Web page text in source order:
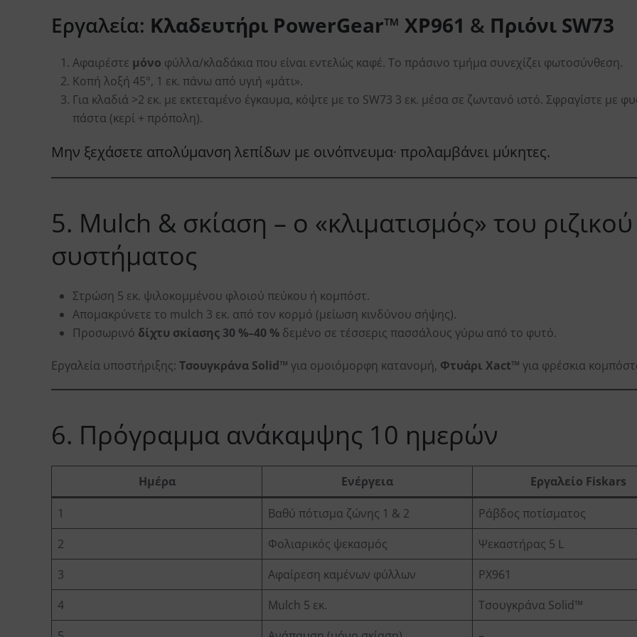
Εργαλεία: Κλαδευτήρι PowerGear™ XP961 & Πριόνι SW73
Αφαιρέστε μόνο φύλλα/κλαδάκια που είναι εντελώς καφέ. Το πράσινο τμήμα συνεχίζει φωτοσύνθεση.
Κοπή λοξή 45°, 1 εκ. πάνω από υγιή «μάτι».
Για κλαδιά >2 εκ. με εκτεταμένο έγκαυμα, κόψτε με το SW73 3 εκ. μέσα σε ζωντανό ιστό. Σφραγίστε με
πάστα (κερί + πρόπολη).
Μην ξεχάσετε απολύμανση λεπίδων με οινόπνευμα∙ προλαμβάνει μύκητες.
5. Mulch & σκίαση – ο «κλιματισμός» του ριζικού
συστήματος
Στρώση 5 εκ. ψιλοκομμένου φλοιού πεύκου ή κομπόστ.
Απομακρύνετε το mulch 3 εκ. από τον κορμό (μείωση κινδύνου σήψης).
Προσωρινό δίχτυ σκίασης 30 %–40 % δεμένο σε τέσσερις πασσάλους γύρω από το φυτό.
Εργαλεία υποστήριξης: Τσουγκράνα Solid™ για ομοιόμορφη κατανομή, Φτυάρι Xact™ για φρέσκια
6. Πρόγραμμα ανάκαμψης 10 ημερών
Ημέρα Ενέργεια Εργαλείο Fiskars
1 Βαθύ πότισμα ζώνης 1 & 2
Ράβδος ποτίσματος
2
Φολιαρικός ψεκασμός
Ψεκαστήρας 5 L
3
Αφαίρεση καμένων φύλλων
PX961
4
Mulch 5 εκ.
Τσουγκράνα Solid™